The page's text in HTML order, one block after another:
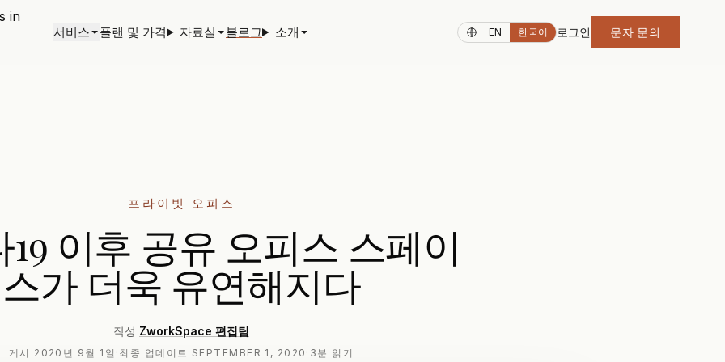
서비스 플랜 및 가격 자료실 블로그 소개 EN 한국어 로그인 문자 문의
프라이빗 오피스
이후 공유 오피스 스페이
스가 더욱 유연해지다
작성 ZworkSpace 편집팀
게시 2020년 9월 1일 · 최종 업데이트 SEPTEMBER 1, 2020 · 3분 읽기